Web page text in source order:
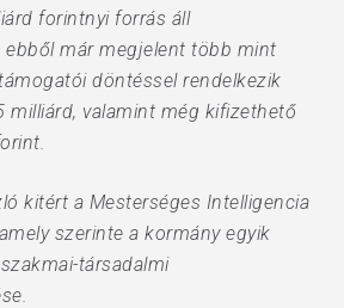
forintnyi forrás áll
ebből már megjelent több mint
döntéssel rendelkezik
milliárd, valamint még kifizethető
kitért a Mesterséges Intelligencia
szerinte a kormány egyik
társadalmi